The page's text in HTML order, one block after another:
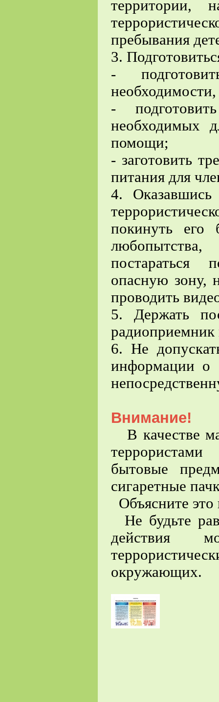
территории,
пребывания
3.
-
-
необходимых
помощи;
- заготовить
питания для
4.
покинуть его
постараться
опасную зону,
проводить
5. Держать
радиоприемник
6. Не
информации о
Внимание!
В качестве
бытовые
сигаретные
Объясните
Не будьте
действия
окружающих.